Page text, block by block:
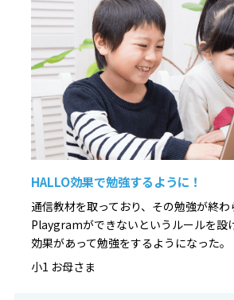
お子さまの個性や理解度に合わせた最適
納得いくまで自分の作品作りに没頭で
◆ 算数や国語にも通じる「思考の土台
プログラミングで養われる「順序立てて
数や国語など学校の勉強すべてに通じる
なります。
【まずはお気軽に無料体験へ！】
▼お申込み・詳細はこちら
https://pr1.yarukiswitch.jp/lp/hal/
HALLO効果で勉強するように！
通信教材を取っており、その勉強が終わ
Playgramができないというルールを設
効果があって勉強をするようになった。
小1 お母さま